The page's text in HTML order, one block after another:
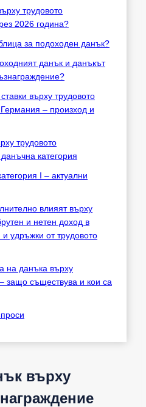
трудовото
2026 година?
за подоходен данък?
данък и данъкът
върху трудовото
– произход и
трудовото
категория
I – актуални
влияят върху
и нетен доход в
удръжки от трудовото
на данъка върху
защо съществува и кои са
върху